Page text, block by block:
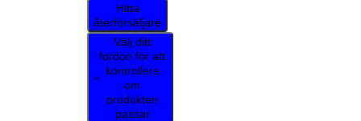
Hitta
återförsäljare
Välj ditt
fordon för att
kontrollera
om
produkten
passar